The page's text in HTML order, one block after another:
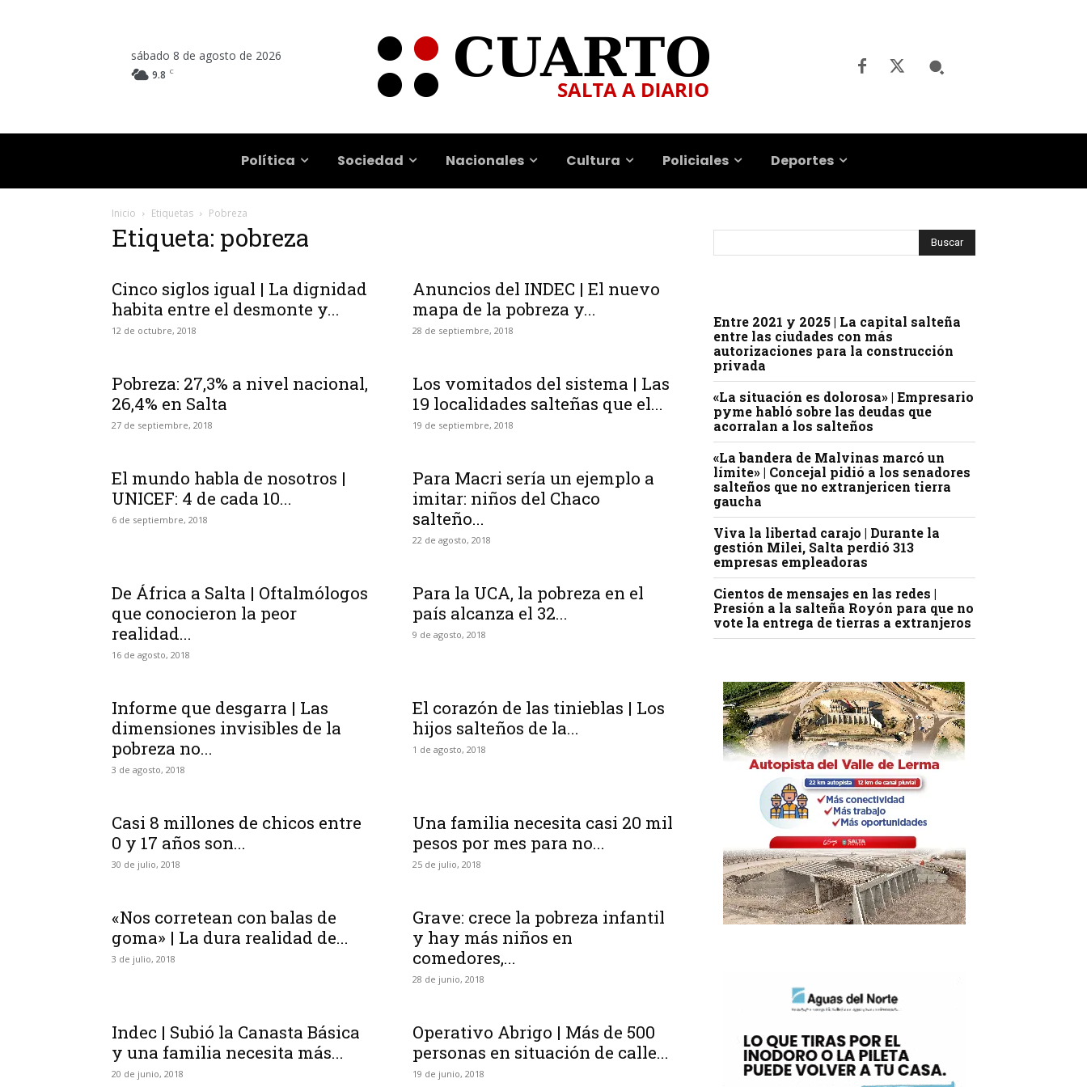
sábado 8 de agosto de 2026
9.8 C
Política Sociedad Nacionales Cultura Policiales Deportes
Inicio Etiquetas Pobreza
Etiqueta: pobreza
Cinco siglos igual | La dignidad
habita entre el desmonte y...
12 de octubre, 2018
Anuncios del INDEC | El nuevo
mapa de la pobreza y...
28 de septiembre, 2018
Pobreza: 27,3% a nivel nacional,
26,4% en Salta
27 de septiembre, 2018
Los vomitados del sistema | Las
19 localidades salteñas que el...
19 de septiembre, 2018
El mundo habla de nosotros |
UNICEF: 4 de cada 10...
6 de septiembre, 2018
Para Macri sería un ejemplo a
imitar: niños del Chaco
salteño...
22 de agosto, 2018
De África a Salta | Oftalmólogos
que conocieron la peor
realidad...
16 de agosto, 2018
Para la UCA, la pobreza en el
país alcanza el 32...
9 de agosto, 2018
Informe que desgarra | Las
dimensiones invisibles de la
pobreza no...
3 de agosto, 2018
El corazón de las tinieblas | Los
hijos salteños de la...
1 de agosto, 2018
Casi 8 millones de chicos entre
0 y 17 años son...
30 de julio, 2018
Una familia necesita casi 20 mil
pesos por mes para no...
25 de julio, 2018
«Nos corretean con balas de
goma» | La dura realidad de...
3 de julio, 2018
Grave: crece la pobreza infantil
y hay más niños en
comedores,...
28 de junio, 2018
Indec | Subió la Canasta Básica
y una familia necesita más...
20 de junio, 2018
Operativo Abrigo | Más de 500
personas en situación de calle...
19 de junio, 2018
Entre 2021 y 2025 | La capital salteña
entre las ciudades con más
autorizaciones para la construcción
privada
«La situación es dolorosa» | Empresario
pyme habló sobre las deudas que
acorralan a los salteños
«La bandera de Malvinas marcó un
límite» | Concejal pidió a los senadores
salteños que no extranjericen tierra
gaucha
Viva la libertad carajo | Durante la
gestión Milei, Salta perdió 313
empresas empleadoras
Cientos de mensajes en las redes |
Presión a la salteña Royón para que no
vote la entrega de tierras a extranjeros